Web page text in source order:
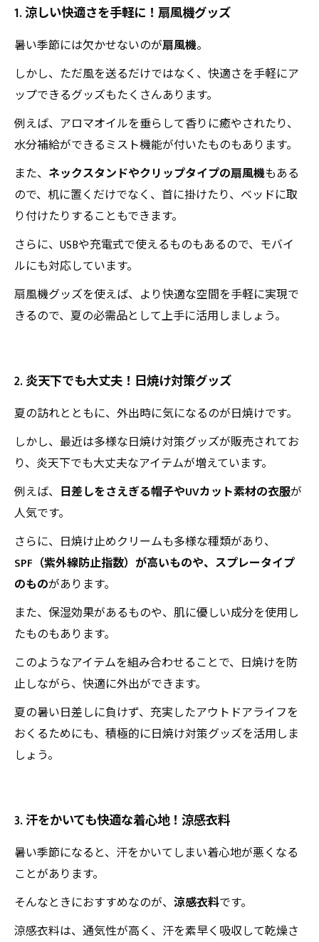
1. 涼しい快適さを手軽に！扇風機グッズ
暑い季節には欠かせないのが扇風機。
しかし、ただ風を送るだけではなく、快適さを手軽にア
ップできるグッズもたくさんあります。
例えば、アロマオイルを垂らして香りに癒やされたり、
水分補給ができるミスト機能が付いたものもあります。
また、 ネックスタンドやクリップタイプの扇風機もある
ので、机に置くだけでなく、首に掛けたり、ベッドに取
り付けたりすることもできます。
さらに、USBや充電式で使えるものもあるので、モバイ
ルにも対応しています。
扇風機グッズを使えば、より快適な空間を手軽に実現で
きるので、夏の必需品として上手に活用しましょう。
2. 炎天下でも大丈夫！日焼け対策グッズ
夏の訪れとともに、外出時に気になるのが日焼けです。
しかし、最近は多様な日焼け対策グッズが販売されてお
り、炎天下でも大丈夫なアイテムが増えています。
例えば、 日差しをさえぎる帽子やUVカット素材の衣服が
人気です。
さらに、日焼け止めクリームも多様な種類があり、
SPF（紫外線防止指数）が高いものや、スプレータイプ
のものがあります。
また、保湿効果があるものや、肌に優しい成分を使用し
たものもあります。
このようなアイテムを組み合わせることで、日焼けを防
止しながら、快適に外出ができます。
夏の暑い日差しに負けず、充実したアウトドアライフを
おくるためにも、積極的に日焼け対策グッズを活用しま
しょう。
3. 汗をかいても快適な着心地！涼感衣料
暑い季節になると、汗をかいてしまい着心地が悪くなる
ことがあります。
そんなときにおすすめなのが、 涼感衣料です。
涼感衣料は、通気性が高く、汗を素早く吸収して乾燥さ